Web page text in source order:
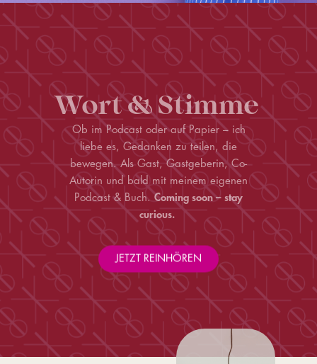
Wort & Stimme
Ob im Podcast oder auf Papier – ich
liebe es, Gedanken zu teilen, die
bewegen. Als Gast, Gastgeberin, Co-
Autorin und bald mit meinem eigenen
Podcast & Buch. Coming soon – stay
curious.
JETZT REINHÖREN